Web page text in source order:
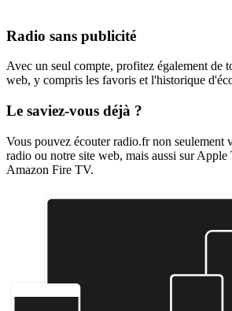
Radio sans publicité
Avec un seul compte, profitez également de
web, y compris les favoris et l'historique
Le saviez-vous déjà ?
Vous pouvez écouter radio.fr non seulement
radio ou notre site web, mais aussi sur
Amazon Fire TV.